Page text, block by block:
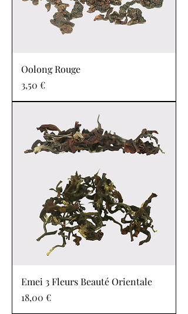
Oolong Rouge
Prix
3,50 €
Emei 3 Fleurs Beauté Orientale
Prix
18,00 €